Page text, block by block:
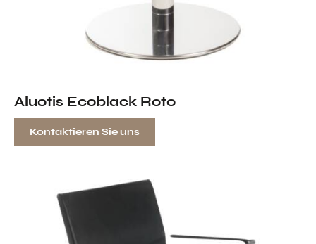
Aluotis Ecoblack Roto
Kontaktieren Sie uns